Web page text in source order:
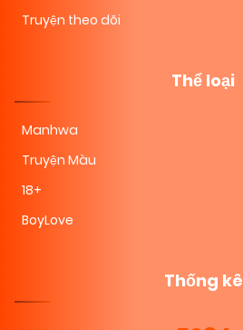
Truyện theo dõi
Thể loại
Manhwa
Truyện Màu
18+
BoyLove
Thống kê